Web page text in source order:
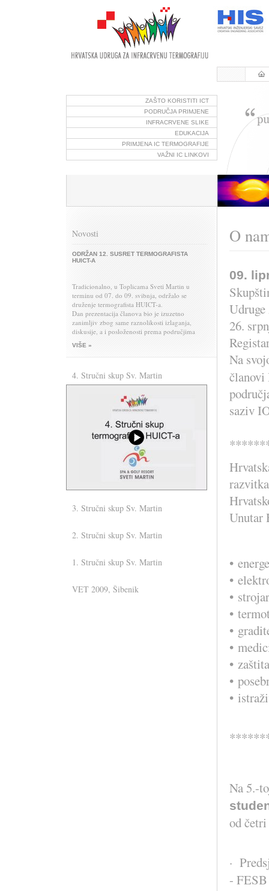
ZAŠTO KORISTITI ICT
PODRUČJA PRIMJENE
INFRACRVENE SLIKE
EDUKACIJA
PRIMJENA IC TERMOGRAFIJE
VAŽNI IC LINKOVI
Novosti
ODRŽAN 12. SUSRET TERMOGRAFISTA
HUICT-A
Tradicionalno, u Toplicama Sveti Martin u
terminu od 07. do 09. svibnja, održalo se
druženje termografista HUICT-a.
Dan prezentacija članova bio je izuzetno
zanimljiv zbog same raznolikosti izlaganja,
diskusije, a i posloženosti prema područjima
primjene.
I da se opet tradicija poštuje, naš donatorski član
omogućivši tako zajedničko druženje
okupljenih članova HUICT-a do dugo u noć.
Evo nas normalno ......
VIŠE »
4. Stručni skup Sv. Martin
3. Stručni skup Sv. Martin
2. Stručni skup Sv. Martin
1. Stručni skup Sv. Martin
VET 2009, Šibenik
O
09.
26.
Na
članovi
saziv
Unutar
•
•
•
•
•
•
•
•
•
Na 5.-
od
·
-